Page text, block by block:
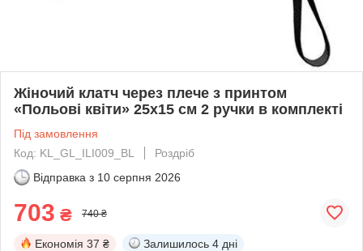
Жіночий клатч через плече з принтом
«Польові квіти» 25х15 см 2 ручки в комплекті
Під замовлення
Код: KL_GL_ILI009_BL
Роздріб
Відправка з 10 серпня 2026
703 ₴ 740 ₴
Економія 37 ₴ Залишилось 4 дні